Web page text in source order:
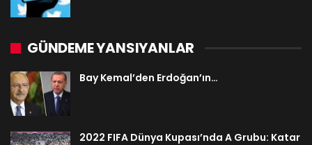
GÜNDEME YANSIYANLAR
Bay Kemal’den Erdoğan’ın…
2022 FIFA Dünya Kupası’nda A Grubu: Katar